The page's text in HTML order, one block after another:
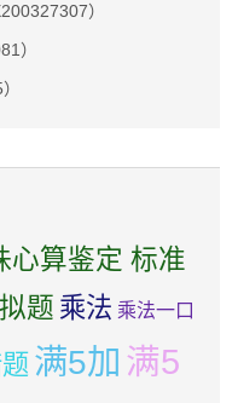
）
）
心算鉴定 标准
题 乘法 乘法一口
满5加 满5